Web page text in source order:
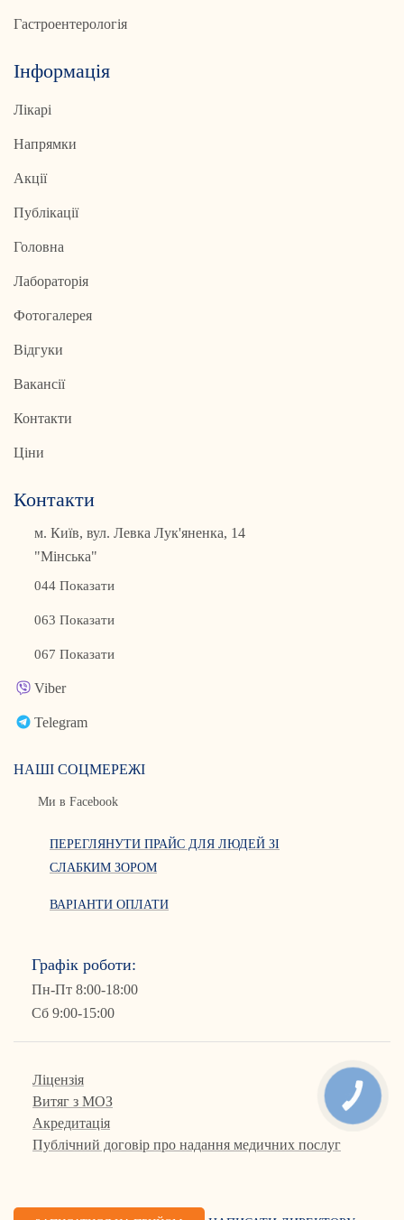
Графік роботи:
Пн-Пт 8:00-18:00
Сб 9:00-15:00
Ліцензія
Витяг з МОЗ
Акредитація
Публічний договір про надання медичних послуг
Гастроентерологія
Інформація
Лікарі
Напрямки
Акції
Публікації
Головна
Лабораторія
Фотогалерея
Відгуки
Вакансії
Контакти
Ціни
Контакти
м. Київ, вул. Левка Лук'яненка, 14
"Мінська"
044 Показати
063 Показати
067 Показати
Viber
Telegram
НАШІ СОЦМЕРЕЖІ
Ми в Facebook
ПЕРЕГЛЯНУТИ ПРАЙС ДЛЯ ЛЮДЕЙ ЗІ
СЛАБКИМ ЗОРОМ
ВАРІАНТИ ОПЛАТИ
КНОПКА
ЗВ'ЯЗКУ